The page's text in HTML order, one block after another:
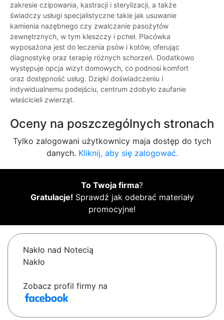
zakresie czipowania, kastracji i sterylizacji, a także
świadczy usługi specjalistyczne takie jak usuwanie
kamienia nazębnego czy zwalczanie pasożytów
zewnętrznych, w tym kleszczy i pcheł. Placówka
wyposażona jest do leczenia psów i kotów, oferując
diagnostykę oraz terapię różnych schorzeń. Dodatkowo
występuje opcja wizyt domowych, co podnosi komfort
oraz dostępność usług. Dzięki doświadczeniu i
indywidualnemu podejściu, centrum zdobyło zaufanie
właścicieli zwierząt.
Oceny na poszczególnych stronach
Tylko zalogowani użytkownicy maja dostęp do tych
danych. Kliknij, aby się zalogować.
To Twoja firma?
Gratulacje! Sprawdź jak odebrać materiały
promocyjne!
Nakło nad Notecią
Nakło
Zobacz profil firmy na